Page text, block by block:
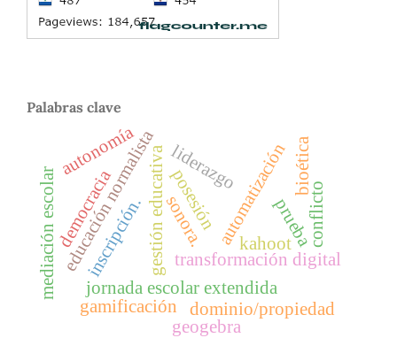
Palabras clave
gestión educativa
jornada escolar extendida
automatización
transformación digital
gamificación
educación normalista kahoot
posesión
dominio/propiedad
prueba
inscripción. conflicto
democracia liderazgo
mediación escolar
geogebra
autonomía bioética
sonora.